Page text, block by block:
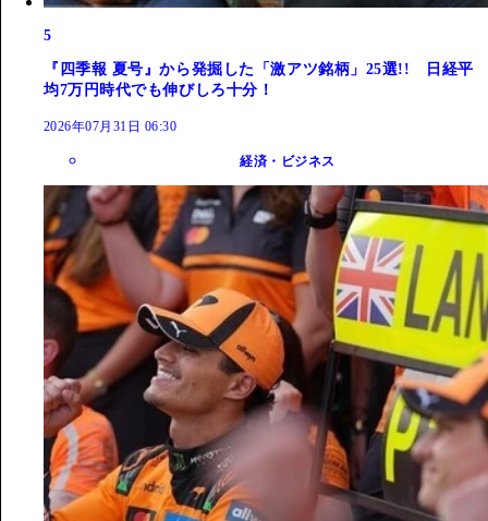
5
『四季報 夏号』から発掘した「激アツ銘柄」25選!! 日経平
均7万円時代でも伸びしろ十分！
2026年07月31日 06:30
経済・ビジネス